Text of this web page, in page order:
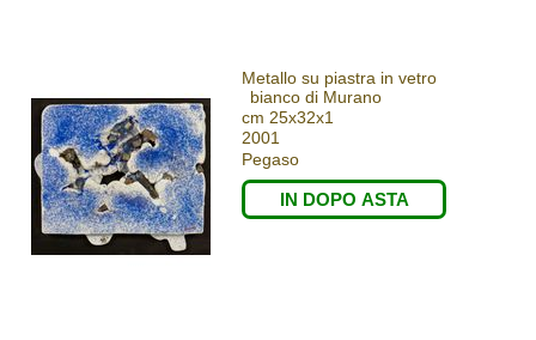
Metallo su piastra in vetro
bianco di Murano
cm 25x32x1
2001
Pegaso
IN DOPO ASTA